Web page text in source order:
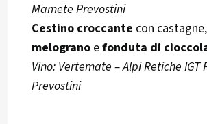
Mamete Prevostini
Cestino croccante con castagne,
melogranoefonduta di
Vino: Vertemate – Alpi Retiche IGT
Prevostini